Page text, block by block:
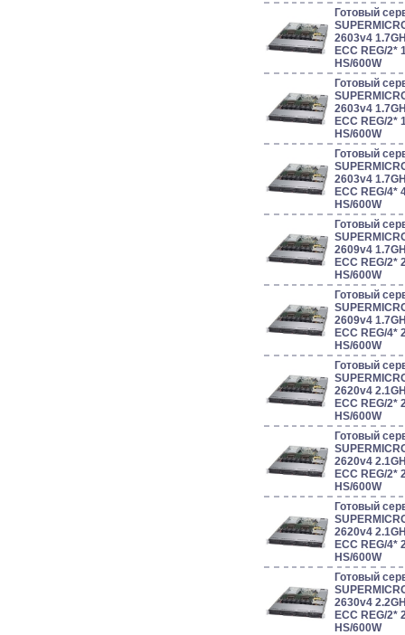
Готовый
2603v4
ECC REG/2*
HS/600W
Готовый
2603v4
ECC REG/2*
HS/600W
Готовый
2603v4
ECC REG/4*
HS/600W
Готовый
2609v4
ECC REG/2*
HS/600W
Готовый
2609v4
ECC REG/4*
HS/600W
Готовый
2620v4
ECC REG/2*
HS/600W
Готовый
2620v4
ECC REG/2*
HS/600W
Готовый
2620v4
ECC REG/4*
HS/600W
Готовый
2630v4
ECC REG/2*
HS/600W